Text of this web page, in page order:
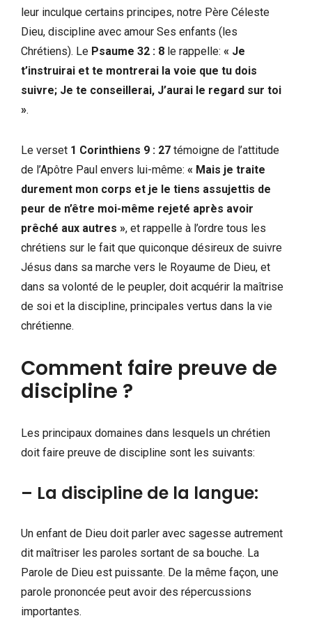
leur inculque certains principes, notre Père Céleste
Dieu, discipline avec amour Ses enfants (les
Chrétiens). Le Psaume 32 : 8 le rappelle: « Je
t’instruirai et te montrerai la voie que tu dois
suivre; Je te conseillerai, J’aurai le regard sur toi
».
Le verset 1 Corinthiens 9 : 27 témoigne de l’attitude
de l’Apôtre Paul envers lui-même: « Mais je traite
durement mon corps et je le tiens assujettis de
peur de n’être moi-même rejeté après avoir
prêché aux autres », et rappelle à l’ordre tous les
chrétiens sur le fait que quiconque désireux de suivre
Jésus dans sa marche vers le Royaume de Dieu, et
dans sa volonté de le peupler, doit acquérir la maîtrise
de soi et la discipline, principales vertus dans la vie
chrétienne.
Comment faire preuve de
discipline ?
Les principaux domaines dans lesquels un chrétien
doit faire preuve de discipline sont les suivants:
– La discipline de la langue:
Un enfant de Dieu doit parler avec sagesse autrement
dit maîtriser les paroles sortant de sa bouche. La
Parole de Dieu est puissante. De la même façon, une
parole prononcée peut avoir des répercussions
importantes.